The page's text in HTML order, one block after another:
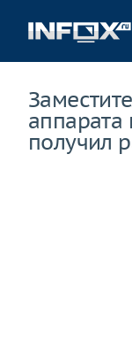
аппарата
получил